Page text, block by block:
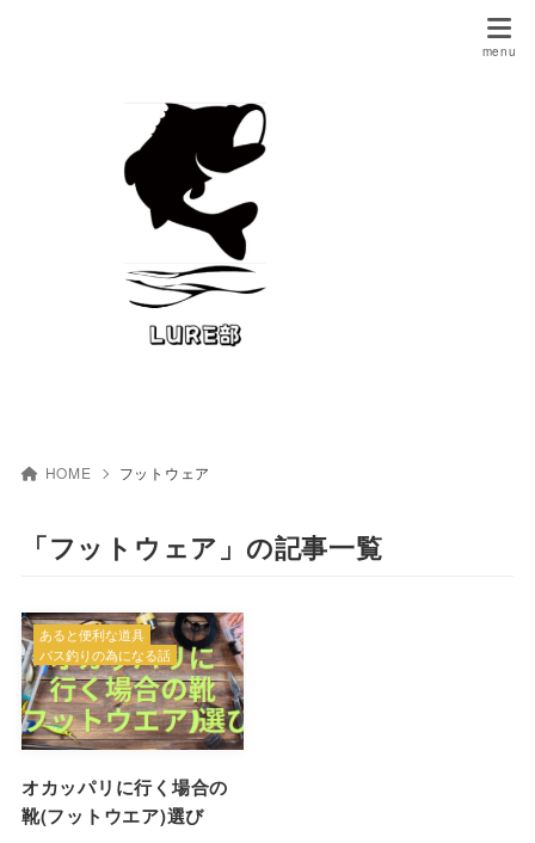
HOME フットウェア
「フットウェア」の記事一覧
オカッパリに行く場合の
靴(フットウエア)選び
あると便利な道具
バス釣りの為になる話